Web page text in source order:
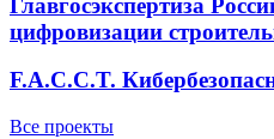
цифровизации
F.A.C.C.T.
Все проекты